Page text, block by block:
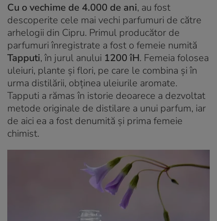
Cu o vechime de 4.000 de ani, au fost
descoperite cele mai vechi parfumuri de către
arhelogii din Cipru. Primul producător de
parfumuri înregistrate a fost o femeie numită
Tapputi, în jurul anului 1200 îH. Femeia folosea
uleiuri, plante și flori, pe care le combina și în
urma distilării, obținea uleiurile aromate.
Tapputi a rămas în istorie deoarece a dezvoltat
metode originale de distilare a unui parfum, iar
de aici ea a fost denumită și prima femeie
chimist.